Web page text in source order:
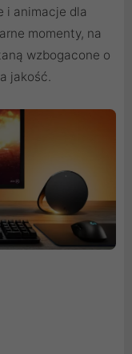
i animacje dla
momenty, na
wzbogacone o
jakość.